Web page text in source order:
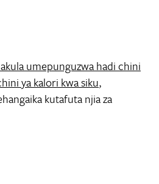
umepunguzwa hadi chini
ya kalori kwa siku,
kutafuta njia za